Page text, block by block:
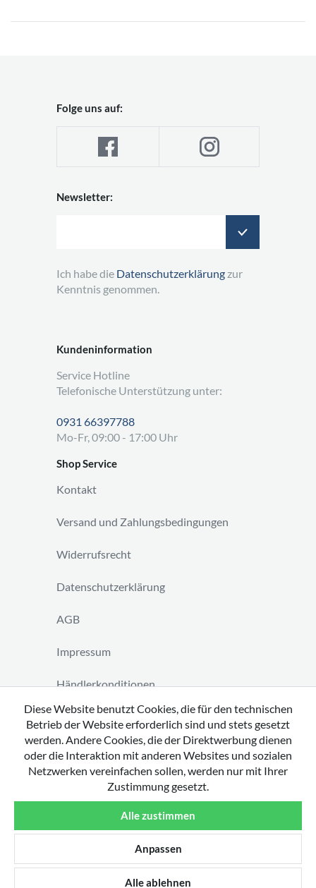
Kundeninformation
Service Hotline
Telefonische Unterstützung unter:
0931 66397788
Mo-Fr, 09:00 - 17:00 Uhr
Shop Service
Kontakt
Versand und Zahlungsbedingungen
Widerrufsrecht
Datenschutzerklärung
AGB
Impressum
Händlerkonditionen
Vertrag widerrufen
Folge uns auf:
Newsletter:
Ich habe die Datenschutzerklärung zur
Kenntnis genommen.
Copyright 2026 by tavato GmbH
Diese Website benutzt Cookies, die für den technischen
Betrieb der Website erforderlich sind und stets gesetzt
werden. Andere Cookies, die der Direktwerbung dienen
oder die Interaktion mit anderen Websites und sozialen
Netzwerken vereinfachen sollen, werden nur mit Ihrer
Zustimmung gesetzt.